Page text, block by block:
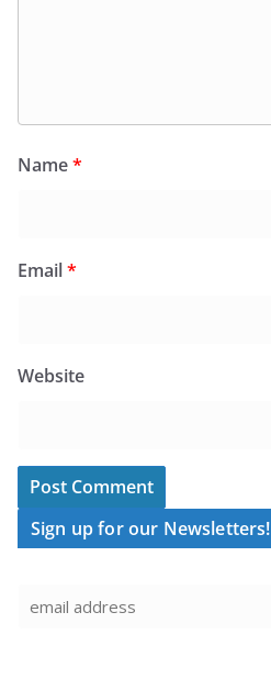
Name*
Email*
Website
Sign up for our Newsletters!